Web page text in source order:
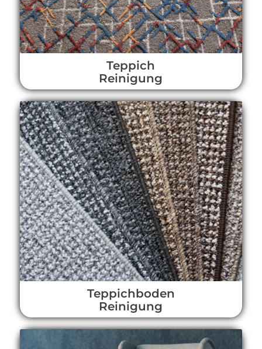
Teppich
Reinigung
Teppichboden
Reinigung